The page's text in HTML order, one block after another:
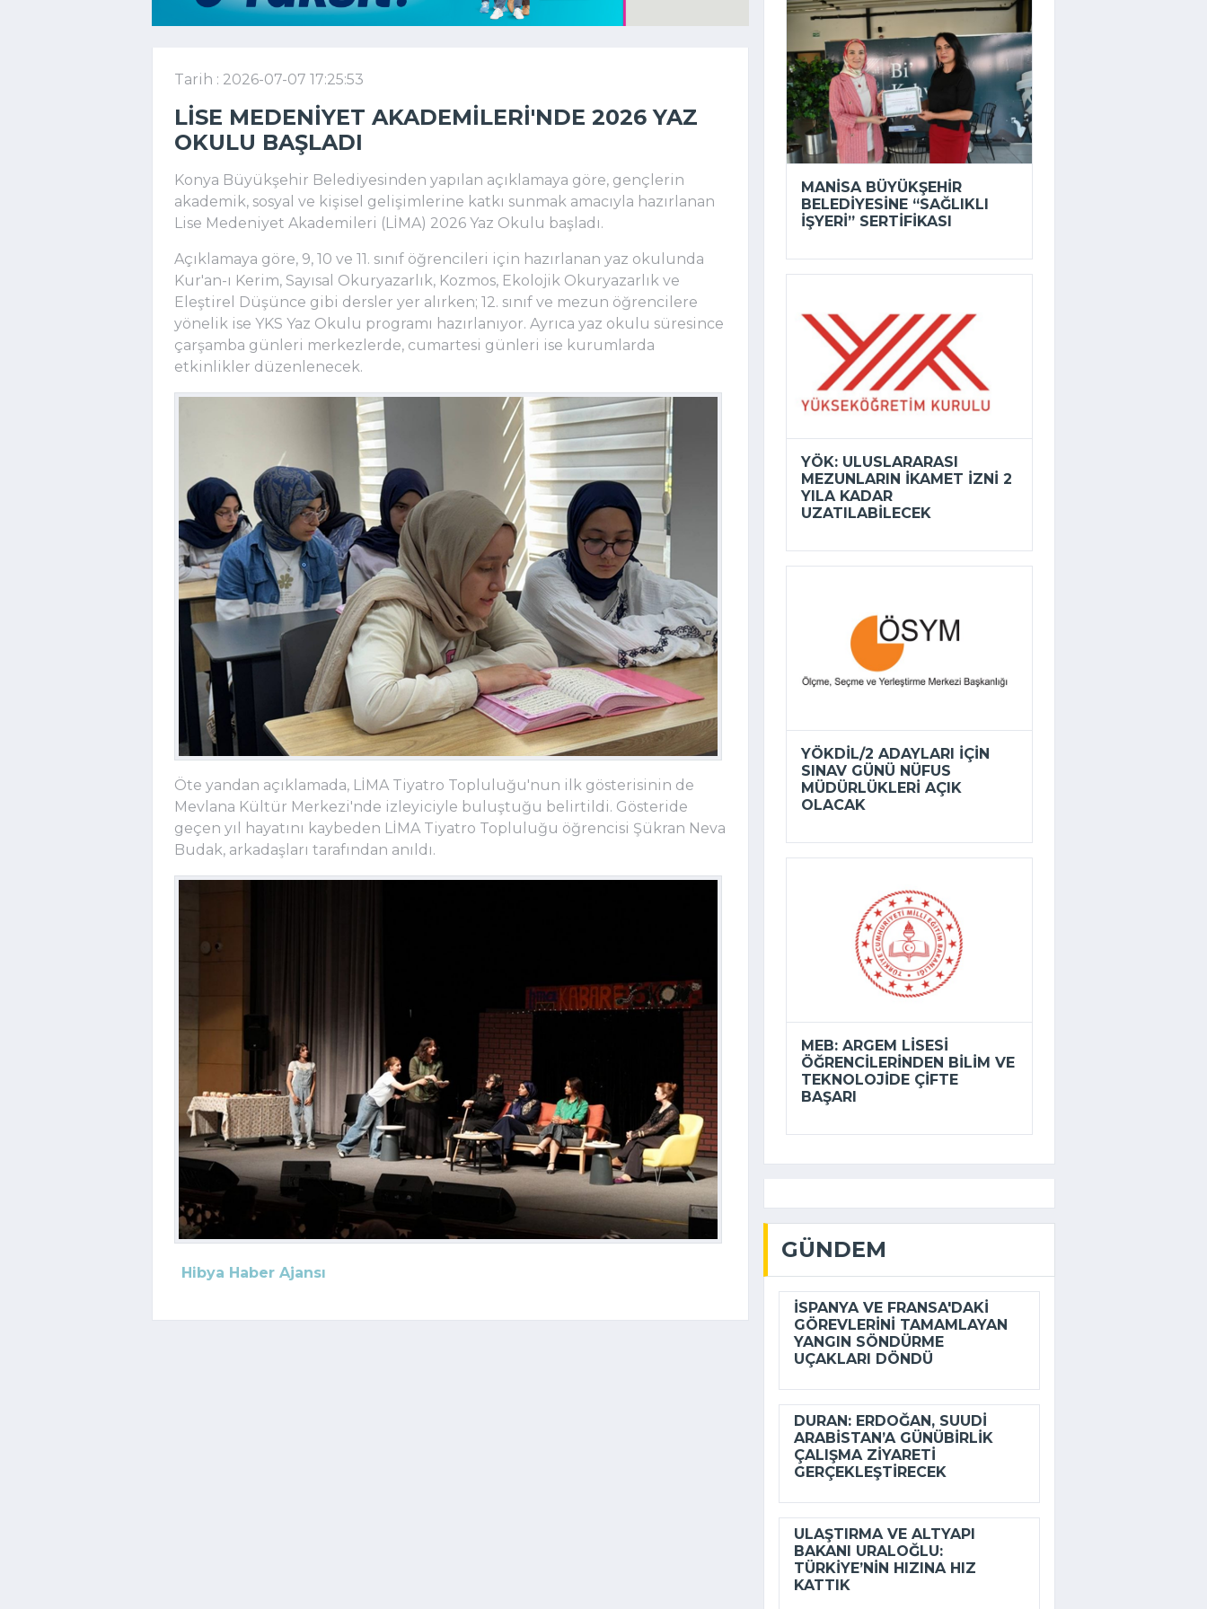
Tarih : 2026-07-07 17:25:53
LISE MEDENIYET AKADEMILERI'NDE 2026 YAZ
OKULU BAŞLADI
Konya Büyükşehir Belediyesinden yapılan açıklamaya göre, gençlerin
akademik, sosyal ve kişisel gelişimlerine katkı sunmak amacıyla hazırlanan
Lise Medeniyet Akademileri (LİMA) 2026 Yaz Okulu başladı.
Açıklamaya göre, 9, 10 ve 11. sınıf öğrencileri için hazırlanan yaz okulunda
Kur'an-ı Kerim, Sayısal Okuryazarlık, Kozmos, Ekolojik Okuryazarlık ve
Eleştirel Düşünce gibi dersler yer alırken; 12. sınıf ve mezun öğrencilere
yönelik ise YKS Yaz Okulu programı hazırlanıyor. Ayrıca yaz okulu süresince
çarşamba günleri merkezlerde, cumartesi günleri ise kurumlarda
etkinlikler düzenlenecek.
Öte yandan açıklamada, LİMA Tiyatro Topluluğu'nun ilk gösterisinin de
Mevlana Kültür Merkezi'nde izleyiciyle buluştuğu belirtildi. Gösteride
geçen yıl hayatını kaybeden LİMA Tiyatro Topluluğu öğrencisi Şükran Neva
Budak, arkadaşları tarafından anıldı.
Hibya Haber Ajansı
MANISA BÜYÜKŞEHIR
BELEDIYESINE “SAĞLIKLI
İŞYERI” SERTIFIKASI
YÖK: ULUSLARARASI
MEZUNLARIN IKAMET IZNI 2
YILA KADAR
UZATILABILECEK
YÖKDİL/2 ADAYLARI IÇIN
SINAV GÜNÜ NÜFUS
MÜDÜRLÜKLERI AÇIK
OLACAK
MEB: ARGEM LISESI
ÖĞRENCILERINDEN BILIM VE
TEKNOLOJIDE ÇIFTE
BAŞARI
GÜNDEM
İSPANYA VE FRANSA'DAKI
GÖREVLERINI TAMAMLAYAN
YANGIN SÖNDÜRME
UÇAKLARI DÖNDÜ
DURAN: ERDOĞAN, SUUDI
ARABISTAN’A GÜNÜBIRLIK
ÇALIŞMA ZIYARETI
GERÇEKLEŞTIRECEK
ULAŞTIRMA VE ALTYAPI
BAKANI URALOĞLU:
TÜRKIYE’NIN HIZINA HIZ
KATTIK